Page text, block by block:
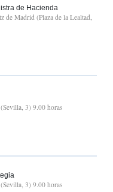
de Hacienda
Madrid (Plaza de la Lealtad,
3) 9.00 horas
3) 9.00 horas